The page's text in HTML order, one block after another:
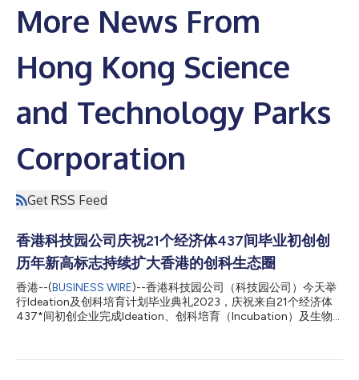
More News From
Hong Kong Science
and Technology Parks
Corporation
Get RSS Feed
香港科技园公司庆祝21个经济体437间毕业初创创
历年新高标志持续扩大香港的创科生态圈
香港--(BUSINESS WIRE)--香港科技园公司（科技园公司）今天举
行Ideation及创科培育计划毕业典礼2023，庆祝来自21个经济体
437*间初创企业完成Ideation、创科培育（Incubation）及生物
其创业之旅，同时推进其产品商品化的进程。 科技园公司培育计